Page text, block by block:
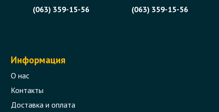
(063) 359-15-56
(063) 359-15-56
Информация
О нас
Контакты
Доставка и оплата